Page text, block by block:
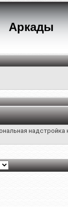
Аркады
надстройка